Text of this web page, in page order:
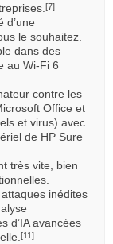
[7]
d’une
le souhaitez.
dans des
au Wi-Fi 6
contre les
Office et
et virus) avec
de HP Sure
très vite, bien
inédites
d’IA avancées
[11]